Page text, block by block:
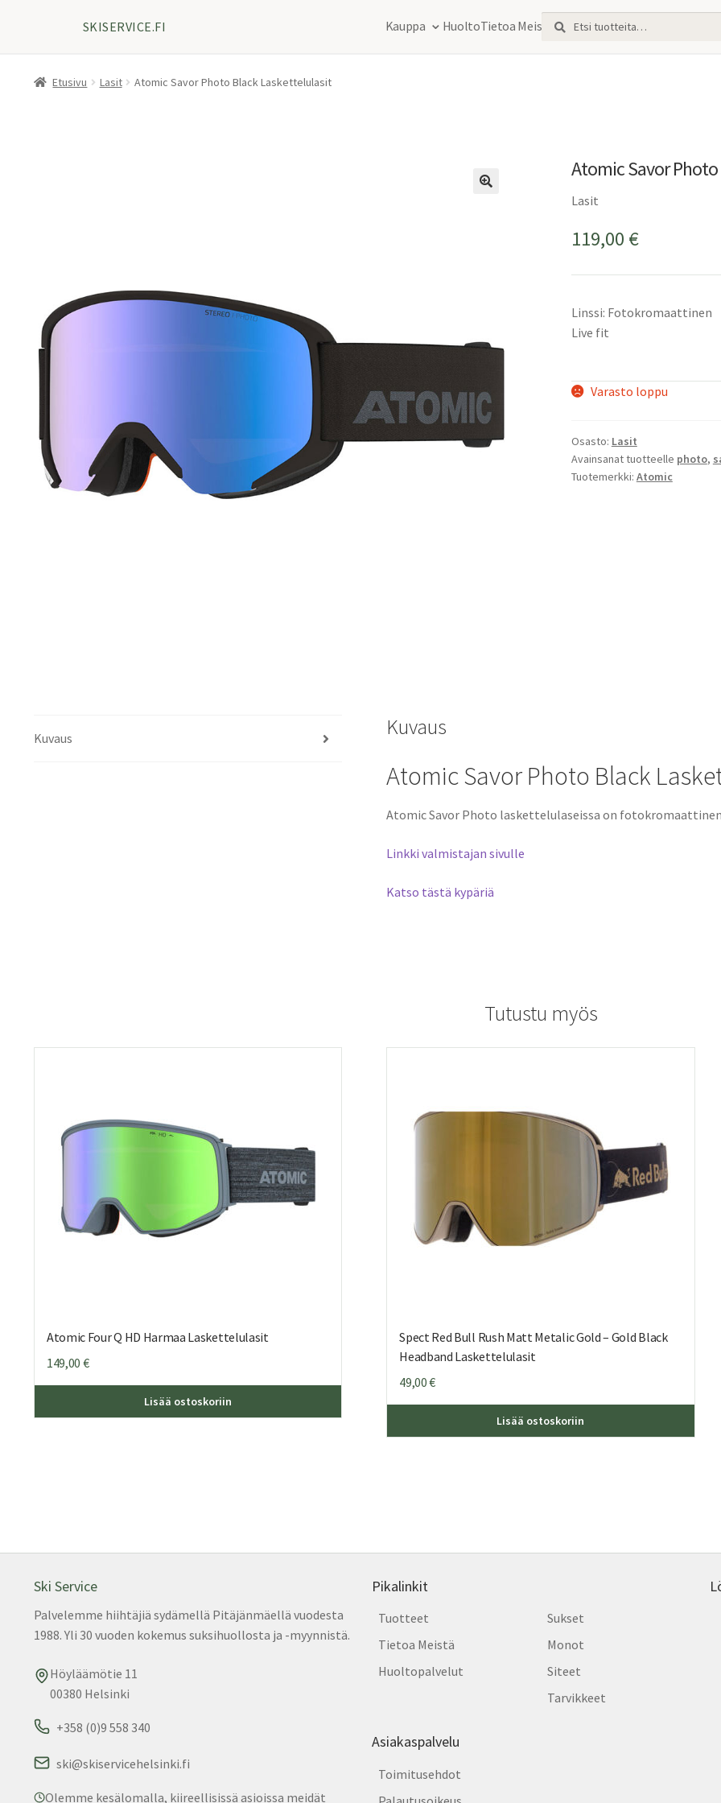
SKISERVICE.FI Kauppa HuoltoTietoa MeistäEtsi:
Haku
Etusivu Lasit Atomic Savor Photo Black Laskettelulasit
Atomic Savor
Lasit
119,00 €
Linssi: Fotokromaattinen
Live fit
Varasto loppu
Osasto: Lasit
Avainsanat tuotteelle photo,
Tuotemerkki: Atomic
Kuvaus Kuvaus
Atomic Savor Photo Black
Atomic Savor Photo laskettelulaseissa on
Linkki valmistajan sivulle
Katso tästä kypäriä
Tutustu myös
Atomic Four Q HD Harmaa Laskettelulasit
149,00 €
Lisää ostoskoriin
Spect Red Bull Rush Matt Metalic Gold – Gold Black
Headband Laskettelulasit
49,00€
Lisää ostoskoriin
Ski Service
Palvelemme hiihtäjiä sydämellä Pitäjänmäellä vuodesta
1988. Yli 30 vuoden kokemus suksihuollosta ja -myynnistä.
Höyläämötie 11
00380 Helsinki
+358 (0)9 558 340
ski@skiservicehelsinki.fi
Olemme kesälomalla, kiireellisissä asioissa meidät
Pikalinkit
Tuotteet
Tietoa Meistä
Huoltopalvelut
Sukset
Monot
Siteet
Tarvikkeet
Asiakaspalvelu
Toimitusehdot